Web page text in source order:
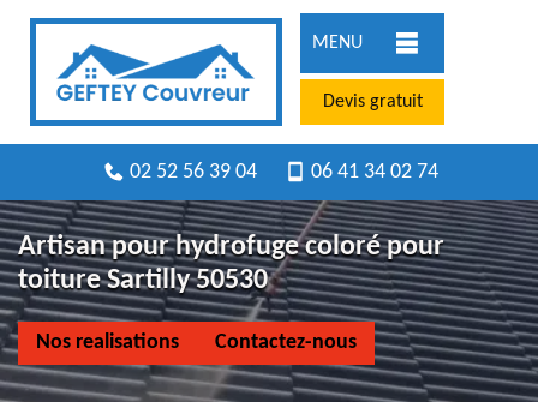
MENU
Devis gratuit
02 52 56 39 04 06 41 34 02 74
Artisan pour hydrofuge coloré pour
toiture Sartilly 50530
Nos realisations Contactez-nous